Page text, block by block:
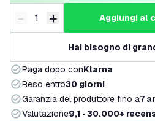
Riduci quantità
- Aumenta quantità
+ aggiungi al
Hai bisogno di
Paga dopo conKlarna
Reso entro30 giorni
Garanzia del produttore fino a7
Valutazione9,1 · 30.000+